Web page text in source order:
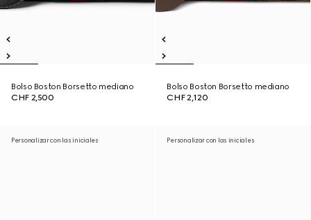
Bolso Boston Borsetto mediano
CHF 2,500
Bolso Boston Borsetto mediano
CHF 2,120
Personalizar con las iniciales Personalizar con las iniciales